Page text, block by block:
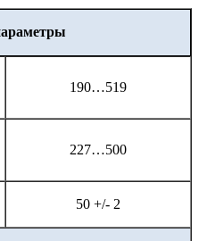
190…519
227…500
50 +/- 2